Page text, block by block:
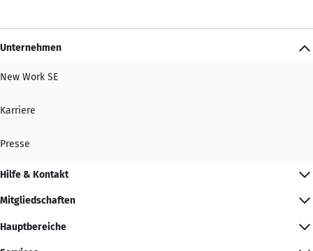
Unternehmen
New Work SE
Karriere
Presse
Hilfe & Kontakt
Mitgliedschaften
Hauptbereiche